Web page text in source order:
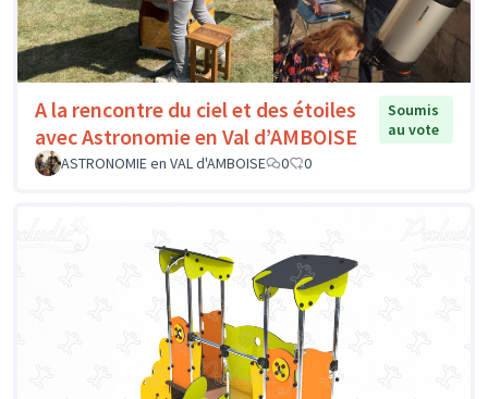
A la rencontre du ciel et des étoiles
avec Astronomie en Val d’AMBOISE
Soumis
au vote
ASTRONOMIE en VAL d'AMBOISE
0 0